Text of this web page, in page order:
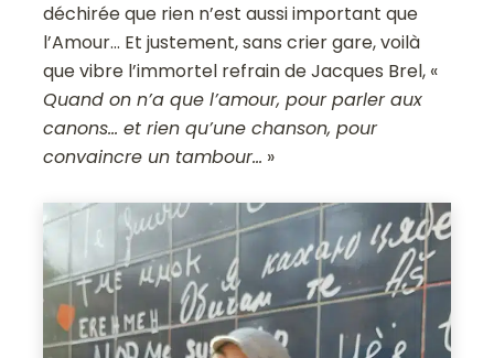
déchirée que rien n’est aussi important que
l’Amour… Et justement, sans crier gare, voilà
que vibre l’immortel refrain de Jacques Brel, «
Quand on n’a que l’amour, pour parler aux
canons… et rien qu’une chanson, pour
convaincre un tambour… »